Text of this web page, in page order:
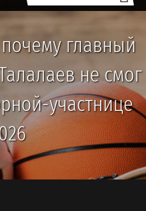
главный
не смог
участнице